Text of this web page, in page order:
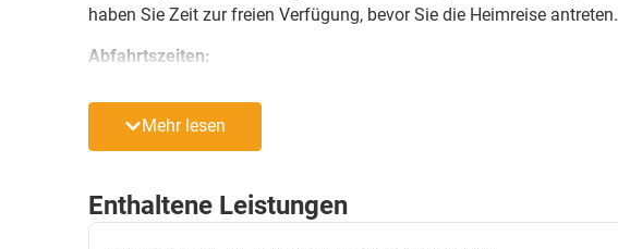
haben Sie Zeit zur freien Verfügung, bevor Sie die Heimreise antreten.
Abfahrtszeiten:
• Merseburg, Bahnhof: 08:30 Uhr
• Dessau Busbahnhof: 10:05 Uhr
Mehr lesen
Enthaltene Leistungen